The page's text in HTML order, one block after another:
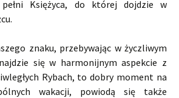
pełni Księżyca, do której dojdzie w
znaku, przebywając w życzliwym
się w harmonijnym aspekcie z
Rybach, to dobry moment na
wakacji, powiodą się także